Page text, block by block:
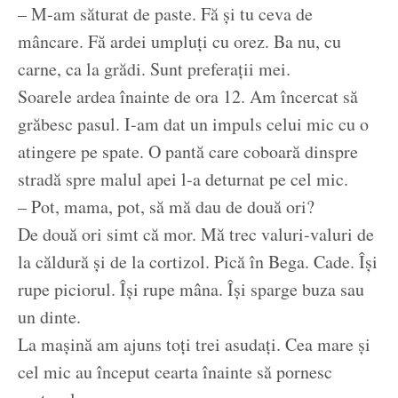
– M-am săturat de paste. Fă și tu ceva de
mâncare. Fă ardei umpluți cu orez. Ba nu, cu
carne, ca la grădi. Sunt preferații mei.
Soarele ardea înainte de ora 12. Am încercat să
grăbesc pasul. I-am dat un impuls celui mic cu o
atingere pe spate. O pantă care coboară dinspre
stradă spre malul apei l-a deturnat pe cel mic.
– Pot, mama, pot, să mă dau de două ori?
De două ori simt că mor. Mă trec valuri-valuri de
la căldură și de la cortizol. Pică în Bega. Cade. Își
rupe piciorul. Își rupe mâna. Își sparge buza sau
un dinte.
La mașină am ajuns toți trei asudați. Cea mare și
cel mic au început cearta înainte să pornesc